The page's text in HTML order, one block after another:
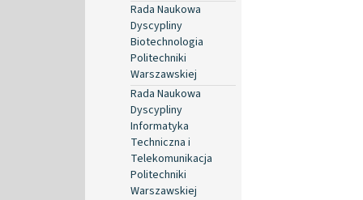
Rada Naukowa
Dyscypliny
Biotechnologia
Politechniki
Warszawskiej
Rada Naukowa
Dyscypliny
Informatyka
Techniczna i
Telekomunikacja
Politechniki
Warszawskiej